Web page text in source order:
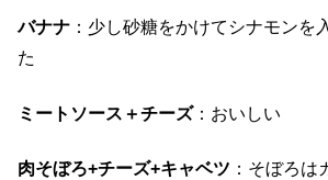
バナナ ：少し砂糖をかけてシナモンを
た
ミートソース＋チーズ：おいしい
肉そぼろ+チーズ+キャベツ ：そぼろは